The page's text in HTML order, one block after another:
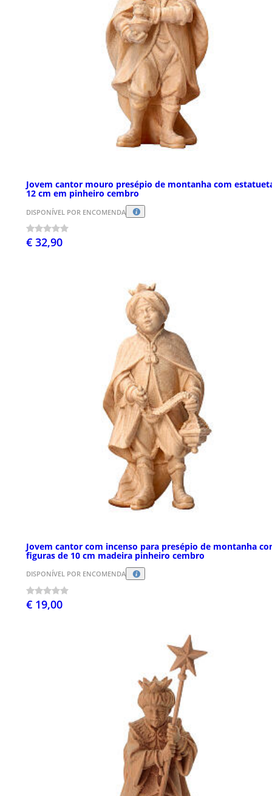
Jovem cantor mouro presépio de montanha com
12 cm em pinheiro cembro
DISPONÍVEL POR ENCOMENDA
€ 32,90
Jovem cantor com incenso para presépio de montanha
figuras de 10 cm madeira pinheiro cembro
DISPONÍVEL POR ENCOMENDA
€ 19,00